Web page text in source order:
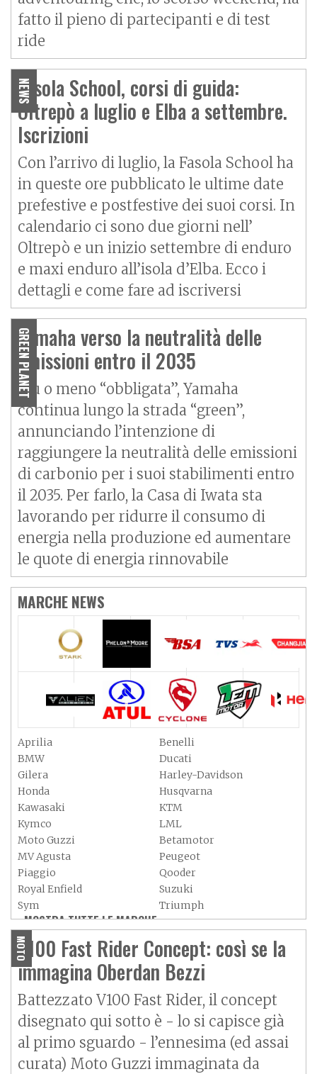
fatto il pieno di partecipanti e di test
ride
NEWS
Fasola School, corsi di guida:
Oltrepò a luglio e Elba a settembre.
Iscrizioni
Con l’arrivo di luglio, la Fasola School ha
in queste ore pubblicato le ultime date
prefestive e postfestive dei suoi corsi. In
calendario ci sono due giorni nell’
Oltrepò e un inizio settembre di enduro
e maxi enduro all’isola d’Elba. Ecco i
dettagli e come fare ad iscriversi
GREEN PLANET
Yamaha verso la neutralità delle
emissioni entro il 2035
Più o meno “obbligata”, Yamaha
continua lungo la strada “green”,
annunciando l’intenzione di
raggiungere la neutralità delle emissioni
di carbonio per i suoi stabilimenti entro
il 2035. Per farlo, la Casa di Iwata sta
lavorando per ridurre il consumo di
energia nella produzione ed aumentare
le quote di energia rinnovabile
MARCHE NEWS
Aprilia
Benelli
BMW
Ducati
Gilera
Harley-Davidson
Honda
Husqvarna
Kawasaki
KTM
Kymco
LML
Moto Guzzi
Betamotor
MV Agusta
Peugeot
Piaggio
Qooder
Royal Enfield
Suzuki
Sym
Triumph
Vespa
Yamaha
Adiva
Aeon
Aspes
Axy
Baotian
MOSTRA TUTTE LE MARCHE »
MOTO
V100 Fast Rider Concept: così se la
immagina Oberdan Bezzi
Battezzato V100 Fast Rider, il concept
disegnato qui sotto è - lo si capisce già
al primo sguardo - l’ennesima (ed assai
curata) Moto Guzzi immaginata da